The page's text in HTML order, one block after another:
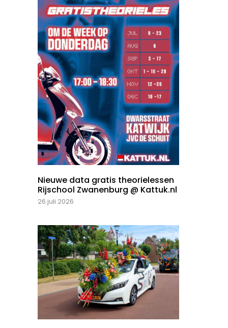
Nieuwe data gratis theorielessen
Rijschool Zwanenburg @ Kattuk.nl
26 juli 2026